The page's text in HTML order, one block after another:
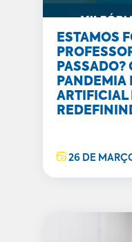
ESTAMOS
PASSADO?
PANDEMIA
ARTIFICIAL
26 DE